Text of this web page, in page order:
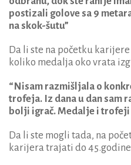
postizali golove sa 9
na skok-šutu”
Da li ste na početku
koliko medalja oko vrata
“Nisam razmišljala o
trofeja. Iz dana u dan sam
bolji igrač. Medalje i trofeji
Da li ste mogli tada, na
karijera trajati do